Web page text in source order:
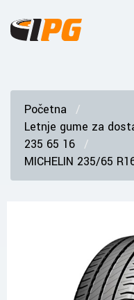
Početna
Letnje gume za
235 65 16
MICHELIN 235/65